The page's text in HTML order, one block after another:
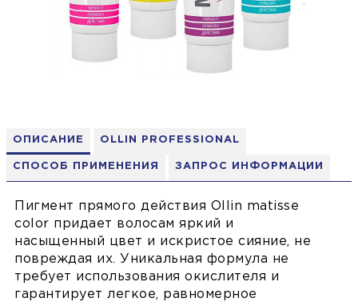
ОПИСАНИЕ OLLIN PROFESSIONAL
СПОСОБ ПРИМЕНЕНИЯ ЗАПРОС ИНФОРМАЦИИ
Пигмент прямого действия Ollin matisse
color придает волосам яркий и
насыщенный цвет и искристое сияние, не
повреждая их. Уникальная формула не
требует использования окислителя и
гарантирует легкое, равномерное